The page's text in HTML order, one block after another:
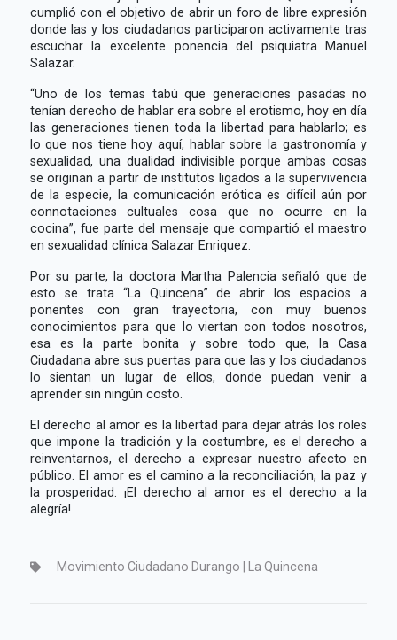
cumplió con el objetivo de abrir un foro de libre expresión
donde las y los ciudadanos participaron activamente tras
escuchar la excelente ponencia del psiquiatra Manuel
Salazar.
“Uno de los temas tabú que generaciones pasadas no
tenían derecho de hablar era sobre el erotismo, hoy en día
las generaciones tienen toda la libertad para hablarlo; es
lo que nos tiene hoy aquí, hablar sobre la gastronomía y
sexualidad, una dualidad indivisible porque ambas cosas
se originan a partir de institutos ligados a la supervivencia
de la especie, la comunicación erótica es difícil aún por
connotaciones cultuales cosa que no ocurre en la
cocina”, fue parte del mensaje que compartió el maestro
en sexualidad clínica Salazar Enriquez.
Por su parte, la doctora Martha Palencia señaló que de
esto se trata “La Quincena” de abrir los espacios a
ponentes con gran trayectoria, con muy buenos
conocimientos para que lo viertan con todos nosotros,
esa es la parte bonita y sobre todo que, la Casa
Ciudadana abre sus puertas para que las y los ciudadanos
lo sientan un lugar de ellos, donde puedan venir a
aprender sin ningún costo.
El derecho al amor es la libertad para dejar atrás los roles
que impone la tradición y la costumbre, es el derecho a
reinventarnos, el derecho a expresar nuestro afecto en
público. El amor es el camino a la reconciliación, la paz y
la prosperidad. ¡El derecho al amor es el derecho a la
alegría!
Movimiento Ciudadano Durango | La Quincena